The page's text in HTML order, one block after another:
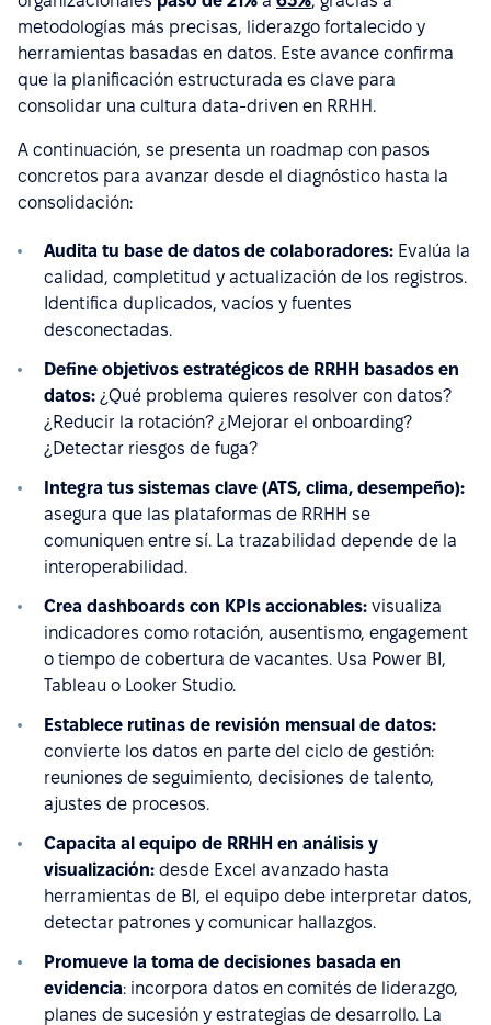
metodologías más precisas, liderazgo fortalecido y
herramientas basadas en datos. Este avance confirma
que la planificación estructurada es clave para
consolidar una cultura data-driven en RRHH.
A continuación, se presenta un roadmap con pasos
concretos para avanzar desde el diagnóstico hasta la
consolidación:
Audita tu base de datos de colaboradores: Evalúa la
calidad, completitud y actualización de los registros.
Identifica duplicados, vacíos y fuentes
desconectadas.
Define objetivos estratégicos de RRHH basados en
datos: ¿Qué problema quieres resolver con datos?
¿Reducir la rotación? ¿Mejorar el onboarding?
¿Detectar riesgos de fuga?
Integra tus sistemas clave (ATS, clima, desempeño):
asegura que las plataformas de RRHH se
comuniquen entre sí. La trazabilidad depende de la
interoperabilidad.
Crea dashboards con KPIs accionables: visualiza
indicadores como rotación, ausentismo, engagement
o tiempo de cobertura de vacantes. Usa Power BI,
Tableau o Looker Studio.
Establece rutinas de revisión mensual de datos:
convierte los datos en parte del ciclo de gestión:
reuniones de seguimiento, decisiones de talento,
ajustes de procesos.
Capacita al equipo de RRHH en análisis y
visualización: desde Excel avanzado hasta
herramientas de BI, el equipo debe interpretar datos,
detectar patrones y comunicar hallazgos.
Promueve la toma de decisiones basada en
evidencia: incorpora datos en comités de liderazgo,
planes de sucesión y estrategias de desarrollo. La